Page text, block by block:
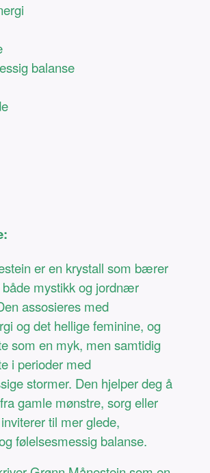
balanse
er en krystall som bærer
både mystikk og jordnær
assosieres med
og det hellige feminine, og
som en myk, men samtidig
i perioder med
stormer. Den hjelper deg å
gamle mønstre, sorg eller
til mer glede,
følelsesmessig balanse.